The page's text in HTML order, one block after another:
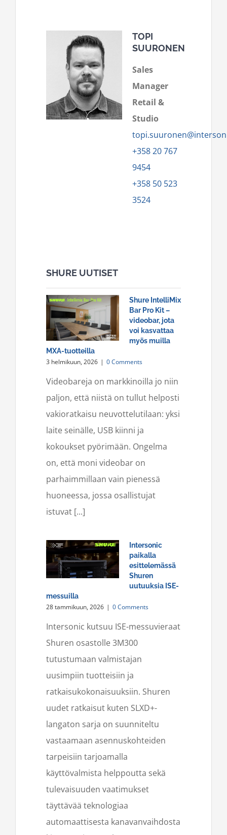
TOPI
SUURONEN
Sales
Manager
Retail &
Studio
+358 20 767
9454
+358 50 523
3524
SHURE UUTISET
Shure IntelliMix
Bar Pro Kit –
videobar, jota
voi kasvattaa
myös muilla
MXA-tuotteilla
3 helmikuun, 2026 | 0 Comments
Videobareja on markkinoilla jo niin
paljon, että niistä on tullut helposti
vakioratkaisu neuvottelutilaan: yksi
laite seinälle, USB kiinni ja
kokoukset pyörimään. Ongelma
on, että moni videobar on
parhaimmillaan vain pienessä
huoneessa, jossa osallistujat
istuvat [...]
Intersonic
paikalla
esittelemässä
Shuren
uutuuksia ISE-
messuilla
28 tammikuun, 2026 | 0 Comments
Intersonic kutsuu ISE-messuvieraat
Shuren osastolle 3M300
tutustumaan valmistajan
uusimpiin tuotteisiin ja
ratkaisukokonaisuuksiin. Shuren
uudet ratkaisut kuten SLXD+-
langaton sarja on suunniteltu
vastaamaan asennuskohteiden
tarpeisiin tarjoamalla
käyttövalmista helppoutta sekä
tulevaisuuden vaatimukset
täyttävää teknologiaa
automaattisesta kanavanvaihdosta